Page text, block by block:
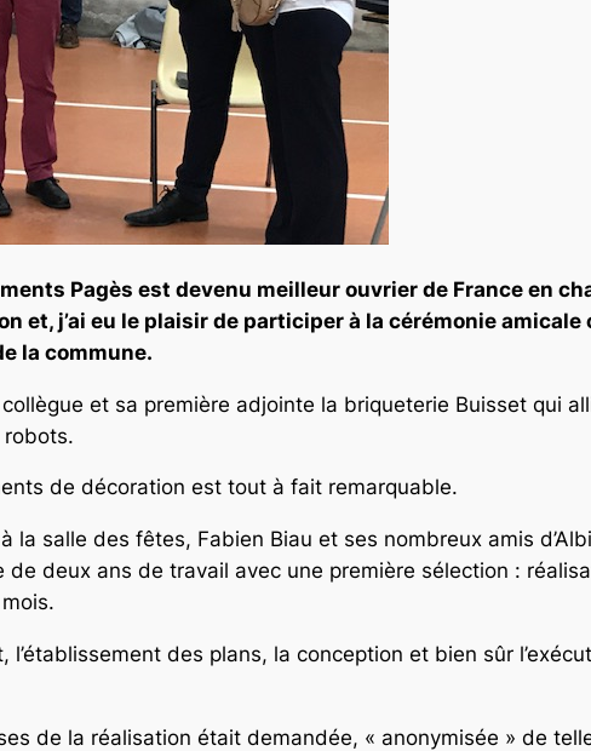
Pagès est devenu meilleur ouvrier de France en
et, j’ai eu le plaisir de participer à la cérémonie
la commune.
et sa première adjointe la briqueterie Buisset qui
robots.
de décoration est tout à fait remarquable.
la salle des fêtes, Fabien Biau et ses nombreux amis
de deux ans de travail avec une première sélection :
des plans, la conception et bien sûr
de la réalisation était demandée, « anonymisée » de